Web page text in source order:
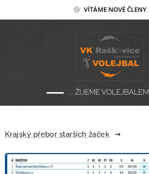
VÍTÁME NOVÉ ČLENY
... ŽIJEME VOLEJBALEM
Krajský přebor starších žaček